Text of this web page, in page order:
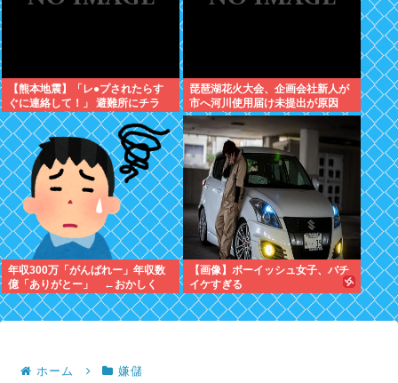
【熊本地震】「レ●プされたらす
ぐに連絡して！」 避難所にチラ
シ。 無料で緊急避妊薬を届けるシ
ステムを実現へ
琵琶湖花火大会、企画会社新人が
市へ河川使用届け未提出が原因
→Xで告知したらできると思った
年収300万「がんばれー」年収数
億「ありがとー」 ←おかしく
ね？
【画像】ボーイッシュ女子、バチ
イケすぎる
ホーム 嫌儲